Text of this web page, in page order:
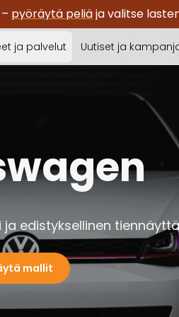
pyöräytä peliäja valitse
ja palvelut Uutiset ja
edistyksellinen
mallit